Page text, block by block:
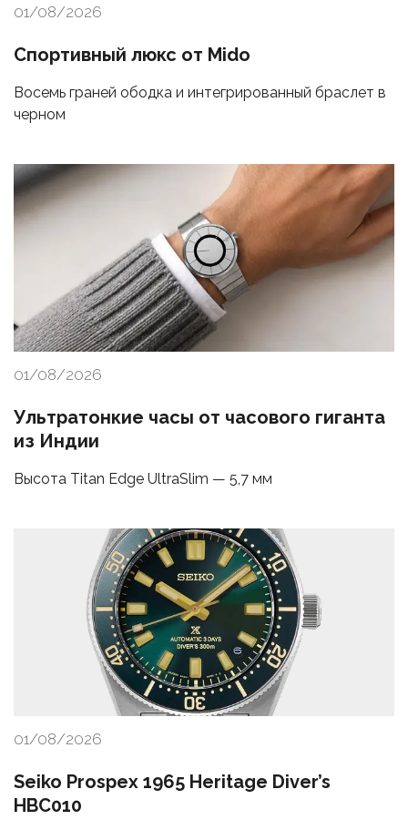
01/08/2026
Спортивный люкс от Mido
Восемь граней ободка и интегрированный браслет в
черном
01/08/2026
Ультратонкие часы от часового гиганта
из Индии
Высота Titan Edge UltraSlim — 5,7 мм
01/08/2026
Seiko Prospex 1965 Heritage Diver’s
HBC010